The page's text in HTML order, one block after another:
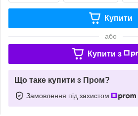
Купити
або
Купити з
Що таке купити з Пром?
Замовлення під захистом